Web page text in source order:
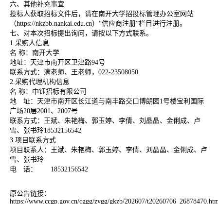
六、其他补充事宜
投标人获取招标文件后，请在南开大学招投标管理办公室网站
（https://nkzbb.nankai.edu.cn） “供应商注册”栏目进行注册。
七、对本次招标提出询问，请按以下方式联系。
1.采购人信息
名 称：南开大学
地址：天津市南开区卫津路94号
联系方式：满老师、王老师， 022-23508050
2.采购代理机构信息
名 称：中钰招标有限公司
地 址：天津市南开区长江道与南丰路交口博朗园 1号楼宝利国际
广场20层2001、2007号
联系方式：王斌、朱艳梅、郭玉婷、李倩、刘晶晶、金俐成、卢
雪、张书玲18532156542
3.项目联系方式
项目联系人：王斌、朱艳梅、郭玉婷、李倩、刘晶晶、金俐成、卢
雪、张书玲
电 话： 18532156542
原公告链接：
https://www.ccgp.gov.cn/cggg/zygg/gkzb/202607/